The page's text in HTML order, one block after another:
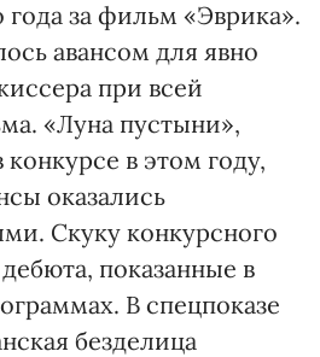
за фильм «Эврика».
авансом для явно
при всей
«Луна пустыни»,
конкурсе в этом году,
оказались
Скуку конкурсного
показанные в
В спецпоказе
безделица